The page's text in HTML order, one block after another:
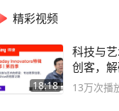
精彩视频
18:18
科技与
创客，
之路
13万次播